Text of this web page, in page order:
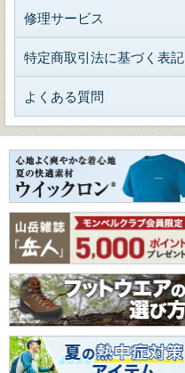
修理サービス
特定商取引法に基づく表記
よくある質問